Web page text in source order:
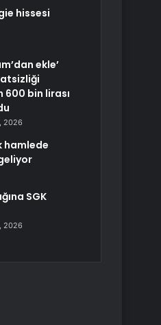
hissesi
ekle’
600 bin lirası
2026
hamlede
SGK
2026